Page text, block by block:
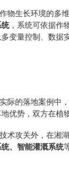
物生长环境的多
统，系统可依据作
变量控制、数据
际的落地案例中
优势，双方在植
术攻关外，在湘
统、智能灌溉系统